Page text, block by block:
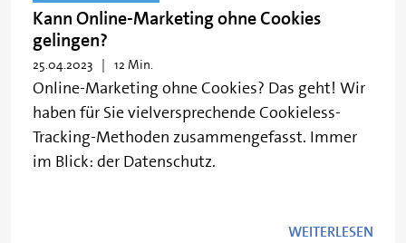
Kann Online-Marketing ohne Cookies
gelingen?
25.04.2023 12 Min.
Online-Marketing ohne Cookies? Das geht! Wir
haben für Sie vielversprechende Cookieless-
Tracking-Methoden zusammengefasst. Immer
im Blick: der Datenschutz.
WEITERLESEN